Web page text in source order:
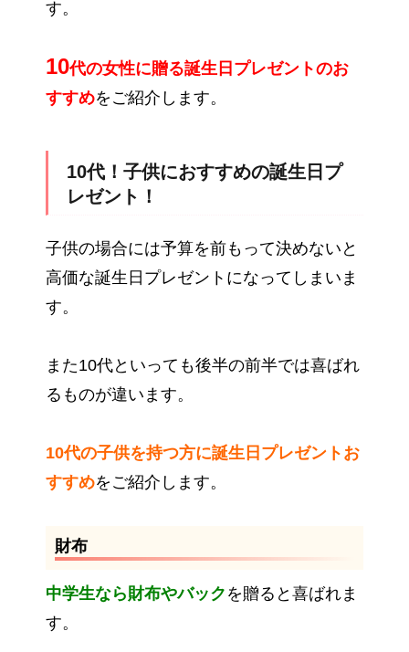
す。
10代の女性に贈る誕生日プレゼントのお
すすめをご紹介します。
10代！子供におすすめの誕生日プ
レゼント！
子供の場合には予算を前もって決めないと
高価な誕生日プレゼントになってしまいま
す。
また10代といっても後半の前半では喜ばれ
るものが違います。
10代の子供を持つ方に誕生日プレゼントお
すすめをご紹介します。
財布
中学生なら財布やバック を贈ると喜ばれま
す。